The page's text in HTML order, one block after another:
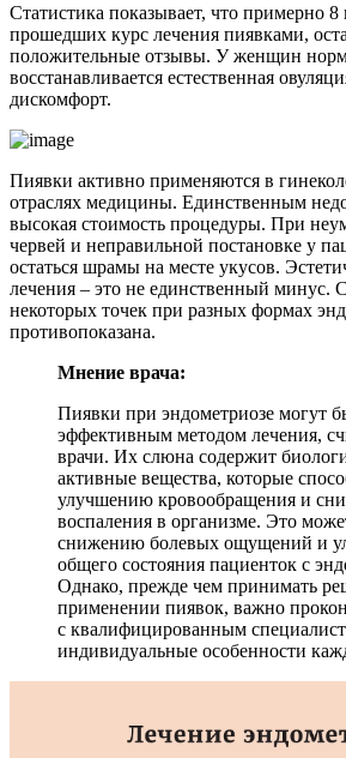
Статистика показывает, что примерно 8
прошедших курс лечения пиявками,
положительные отзывы. У женщин
восстанавливается естественная
дискомфорт.
Пиявки активно применяются в
отраслях медицины. Единственным
высокая стоимость процедуры. При
червей и неправильной постановке у
остаться шрамы на месте укусов.
лечения – это не единственный минус.
некоторых точек при разных формах
противопоказана.
Мнение врача:
Пиявки при эндометриозе могут
эффективным методом лечения,
врачи. Их слюна содержит
активные вещества, которые
улучшению кровообращения и
воспаления в организме. Это
снижению болевых ощущений и
общего состояния пациенток с
Однако, прежде чем принимать
применении пиявок, важно
с квалифицированным
индивидуальные особенности